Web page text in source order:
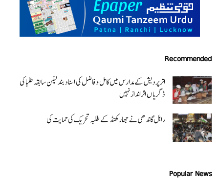
Recommended
اتر پردیش کےمدارس میں کامل و فاضل کی اسناد بند لیکن سابقہ طلبا کی
ڈگریا ں اثرانداز نہیں
راہل گاندھی نے جھارکھنڈ کے طلبہ تحریک کی حمایت کی
Popular News